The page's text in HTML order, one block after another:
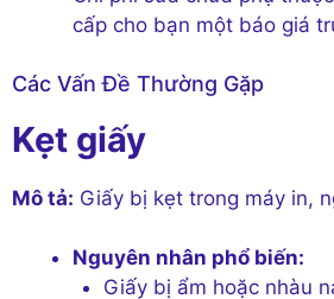
cấp cho bạn một báo giá
Các Vấn Đề Thường Gặp
Kẹt giấy
Mô tả: Giấy bị kẹt trong máy in,
Nguyên nhân phổ biến:
Giấy bị ẩm hoặc nhàu